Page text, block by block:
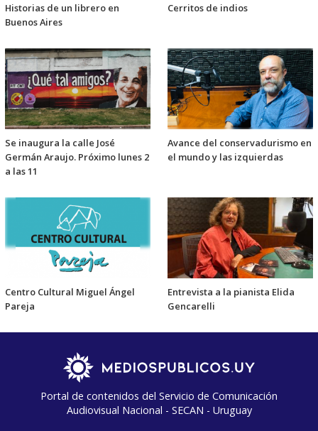
Historias de un librero en
Buenos Aires
Cerritos de indios
Se inaugura la calle José
Germán Araujo. Próximo lunes 2
a las 11
Avance del conservadurismo en
el mundo y las izquierdas
Centro Cultural Miguel Ángel
Pareja
Entrevista a la pianista Elida
Gencarelli
Portal de contenidos del Servicio de Comunicación
Audiovisual Nacional - SECAN - Uruguay